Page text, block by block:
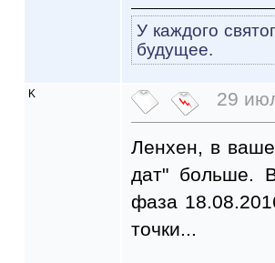
У каждого
будущее.
K 29
Ленхен, в
дат" больше.
фаза
точки...